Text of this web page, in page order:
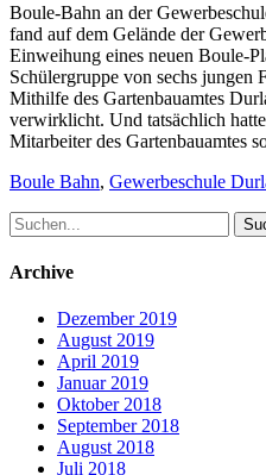
Boule-Bahn an der
fand auf dem Gelände der
Einweihung eines neuen Boule-
Schülergruppe von sechs
Mithilfe des Gartenbauamtes
verwirklicht. Und tatsächlich
Mitarbeiter des Gartenbauamtes
Schlagworte
Boule Bahn, Gewerbeschule
Suche
nach:
Archive
Dezember 2019
August 2019
April 2019
Januar 2019
Oktober 2018
September 2018
August 2018
Juli 2018